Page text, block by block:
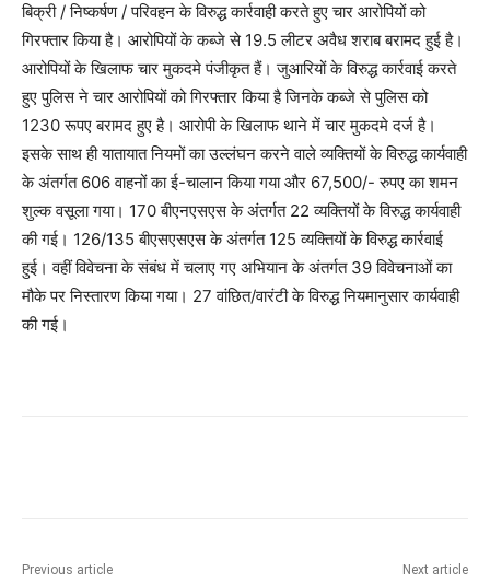
बिक्री / निष्कर्षण / परिवहन के विरुद्ध कार्रवाही करते हुए चार आरोपियों को
गिरफ्तार किया है। आरोपियों के कब्जे से 19.5 लीटर अवैध शराब बरामद हुई है।
आरोपियों के खिलाफ चार मुकदमे पंजीकृत हैं। जुआरियों के विरुद्ध कार्रवाई करते
हुए पुलिस ने चार आरोपियों को गिरफ्तार किया है जिनके कब्जे से पुलिस को
1230 रूपए बरामद हुए है। आरोपी के खिलाफ थाने में चार मुकदमे दर्ज है।
इसके साथ ही यातायात नियमों का उल्लंघन करने वाले व्यक्तियों के विरुद्ध कार्यवाही
के अंतर्गत 606 वाहनों का ई-चालान किया गया और 67,500/- रुपए का शमन
शुल्क वसूला गया। 170 बीएनएसएस के अंतर्गत 22 व्यक्तियों के विरुद्ध कार्यवाही
की गई। 126/135 बीएसएसएस के अंतर्गत 125 व्यक्तियों के विरुद्ध कार्रवाई
हुई। वहीं विवेचना के संबंध में चलाए गए अभियान के अंतर्गत 39 विवेचनाओं का
मौके पर निस्तारण किया गया। 27 वांछित/वारंटी के विरुद्ध नियमानुसार कार्यवाही
की गई।
Previous article Next article